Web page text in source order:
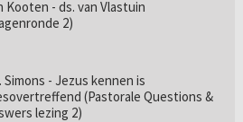
Kooten - ds. van Vlastuin
2)
Simons - Jezus kennen is
(Pastorale Questions &
lezing 2)